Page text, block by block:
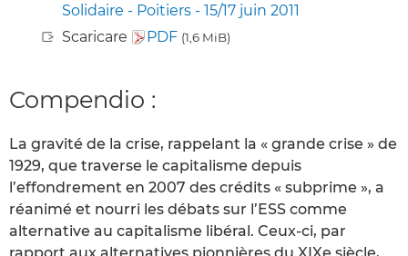
Solidaire - Poitiers - 15/17 juin 2011
Scaricare
PDF (1,6 MiB)
Compendio :
La gravité de la crise, rappelant la « grande crise » de
1929, que traverse le capitalisme depuis
l’effondrement en 2007 des crédits « subprime », a
réanimé et nourri les débats sur l’ESS comme
alternative au capitalisme libéral. Ceux-ci, par